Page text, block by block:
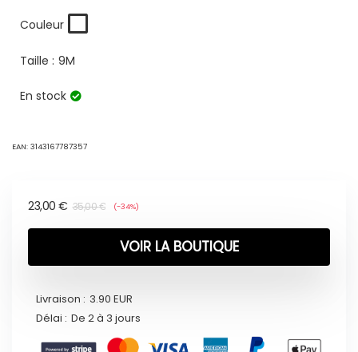
Couleur
Taille : 9M
En stock
EAN: 3143167787357
35,00€
23,00 € (-34%)
VOIR LA BOUTIQUE
Livraison : 3.90 EUR
Délai : De 2 à 3 jours